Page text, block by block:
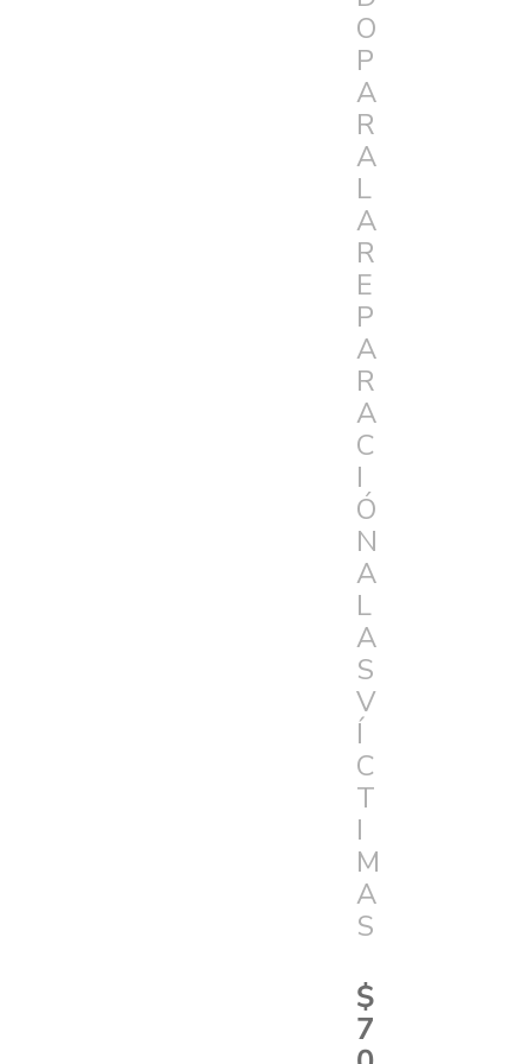
O
P
A
R
A
L
A
R
E
P
A
R
A
C
I
Ó
N
A
L
A
S
V
Í
C
T
I
M
A
S
$
7